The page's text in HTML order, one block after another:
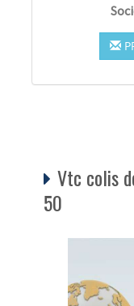
Vtc colis
50